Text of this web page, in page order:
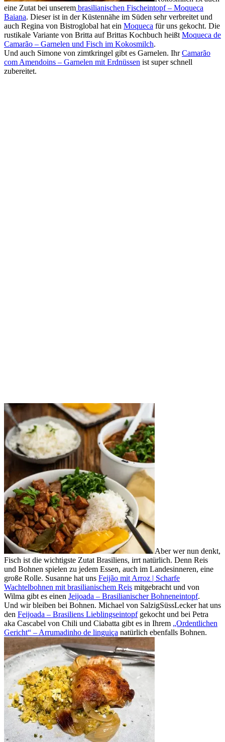
eine Zutat bei unserem brasilianischen Fischeintopf – Moqueca
Baiana. Dieser ist in der Küstennähe im Süden sehr verbreitet und
auch Regina von Bistroglobal hat ein Moqueca für uns gekocht. Die
rustikale Variante von Britta auf Brittas Kochbuch heißt Moqueca de
Camarão – Garnelen und Fisch im Kokosmilch.
Und auch Simone von zimtkringel gibt es Garnelen. IhrCamarão
com Amendoins – Garnelen mit Erdnüssen ist super schnell
zubereitet.
Aber wer nun denkt,
Fisch ist die wichtigste Zutat Brasiliens, irrt natürlich. Denn Reis
und Bohnen spielen zu jedem Essen, auch im Landesinneren, eine
große Rolle. Susanne hat uns Feijão mit Arroz | Scharfe
Wachtelbohnen mit brasilianischem Reis mitgebracht und von
Wilma gibt es einen Jeijoada – Brasilianischer Bohneneintopf.
Und wir bleiben bei Bohnen. Michael von SalzigSüssLecker hat uns
den Feijoada – Brasiliens Lieblingseintopfgekocht und bei Petra
aka Cascabel von Chili und Ciabatta gibt es in Ihrem „Ordentlichen
Gericht“ – Arrumadinho de linguiça natürlich ebenfalls Bohnen.